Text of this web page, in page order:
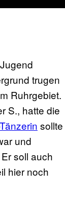
trugen
Ruhrgebiet.
S., hatte die
sollte
und
soll auch
hier noch